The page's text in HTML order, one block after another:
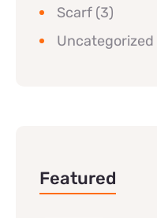
Scarf (3)
Uncategorized
Featured